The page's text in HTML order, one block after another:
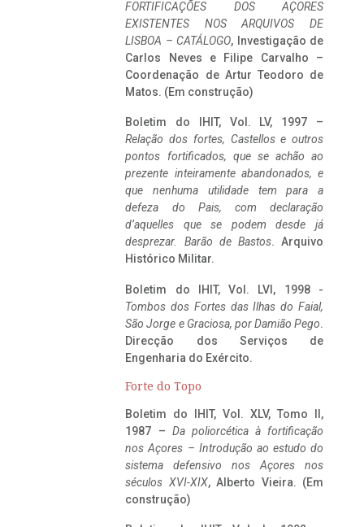
FORTIFICAÇÕES DOS AÇORES
EXISTENTES NOS ARQUIVOS DE
LISBOA – CATÁLOGO, Investigação de
Carlos Neves e Filipe Carvalho –
Coordenação de Artur Teodoro de
Matos. (Em construção)
Boletim do IHIT, Vol. LV, 1997 –
Relação dos fortes, Castellos e outros
pontos fortificados, que se achão ao
prezente inteiramente abandonados, e
que nenhuma utilidade tem para a
defeza do Pais, com declaração
d’aquelles que se podem desde já
desprezar. Barão de Bastos. Arquivo
Histórico Militar.
Boletim do IHIT, Vol. LVI, 1998 -
Tombos dos Fortes das Ilhas do Faial,
São Jorge e Graciosa, por Damião Pego.
Direcção dos Serviços de
Engenharia do Exército.
Forte do Topo
Boletim do IHIT, Vol. XLV, Tomo II,
1987 – Da poliorcética à fortificação
nos Açores – Introdução ao estudo do
sistema defensivo nos Açores nos
séculos XVI-XIX, Alberto Vieira. (Em
construção)